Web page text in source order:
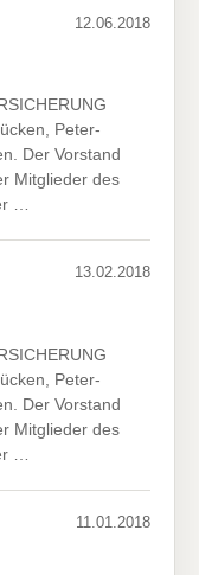
12.06.2018
Peter-
Der Vorstand
Mitglieder des
…
13.02.2018
Peter-
Der Vorstand
Mitglieder des
…
11.01.2018